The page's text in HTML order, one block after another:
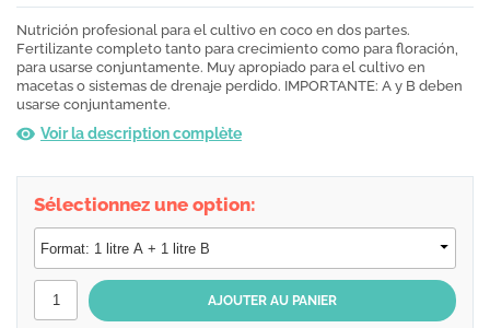
Nutrición profesional para el cultivo en coco en dos partes.
Fertilizante completo tanto para crecimiento como para floración,
para usarse conjuntamente. Muy apropiado para el cultivo en
macetas o sistemas de drenaje perdido. IMPORTANTE: A y B deben
usarse conjuntamente.
Voir la description complète
Sélectionnez une option: